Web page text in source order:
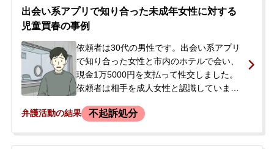
れ、依頼者は児童買春の容疑で逮捕されま
した。逮捕の知らせを受けたご両親が、今
後の手続きや息子さんの将来を案じ、急ぎ
で相談したいと当事務所に連絡され、即日
受任に至りました。
出会い系アプリで知り合った未成年女性に対する
児童買春の事例
依頼者は30代の男性です。出会い系アプリ
で知り合った女性と市内のホテルで会い、
現金1万5000円を支払って性交しました。
依頼者は相手を成人女性と認識していまし
未成年であったとして児童買春及び児童ポ
弁護活動の結果 不起訴処分